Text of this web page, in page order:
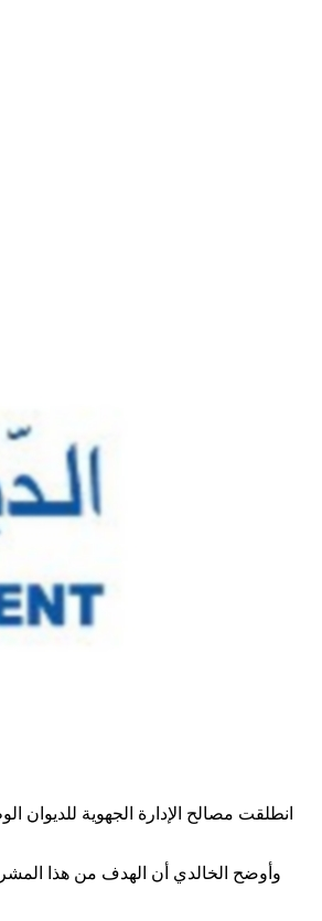
وأوضح الخالدي أن الهدف من هذا